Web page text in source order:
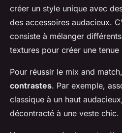
créer un style unique avec
des accessoires audacieux.
consiste à mélanger
textures pour créer une
Pour réussir le mix and
contrastes. Par exemple,
classique à un haut
décontracté à une veste chic.